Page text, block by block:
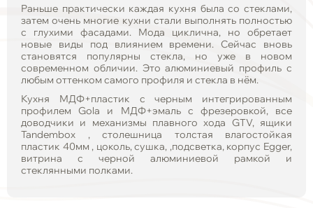
Раньше практически каждая кухня была со стеклами,
затем очень многие кухни стали выполнять полностью
с глухими фасадами. Мода циклична, но обретает
новые виды под влиянием времени. Сейчас вновь
становятся популярны стекла, но уже в новом
современном обличии. Это алюминиевый профиль с
любым оттенком самого профиля и стекла в нём.
Кухня МДФ+пластик с черным интегрированным
профилем Gola и МДФ+эмаль с фрезеровкой, все
доводчики и механизмы плавного хода GTV, ящики
Tandembox , столешница толстая влагостойкая
пластик 40мм , цоколь, сушка, ,подсветка, корпус Egger,
витрина с черной алюминиевой рамкой и
стеклянными полками.